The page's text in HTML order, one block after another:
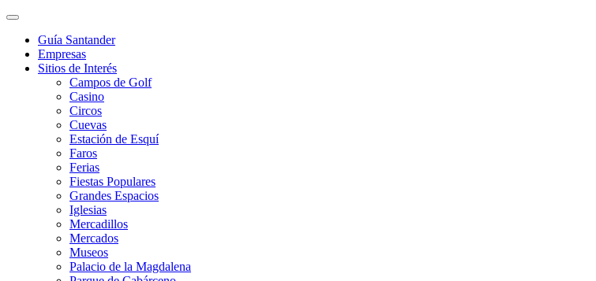
Guía Santander
Empresas
Sitios de Interés
Campos de Golf
Casino
Circos
Cuevas
Estación de Esquí
Faros
Ferias
Fiestas Populares
Grandes Espacios
Iglesias
Mercadillos
Mercados
Museos
Palacio de la Magdalena